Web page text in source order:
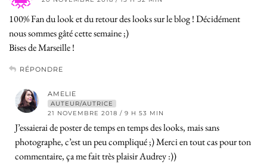
100% Fan du look et du retour des looks sur le blog ! Décidément
nous sommes gâté cette semaine ;)
Bises de Marseille !
RÉPONDRE
AMELIE
AUTEUR/AUTRICE
21 NOVEMBRE 2018 / 9 H 53 MIN
J’essaierai de poster de temps en temps des looks, mais sans
photographe, c’est un peu compliqué ;) Merci en tout cas pour ton
commentaire, ça me fait très plaisir Audrey :))